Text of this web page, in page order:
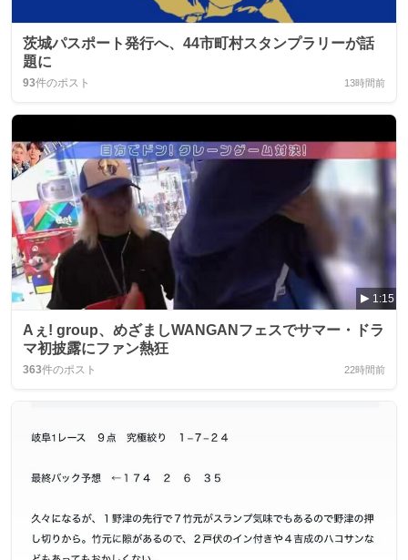
茨城パスポート発行へ、44市町村スタンプラリーが話
題に
93件のポスト 13時間前
1:15
Aぇ! group、めざましWANGANフェスでサマー・ドラ
マ初披露にファン熱狂
363件のポスト 22時間前